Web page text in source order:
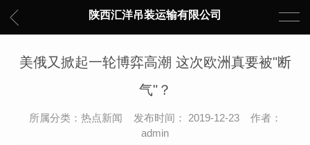
陕西汇洋吊装运输有限公司
美俄又掀起一轮博弈高潮 这次欧洲真要被"断
气"？
所属分类：热点新闻 发布时间： 2019-12-23 作者：
admin